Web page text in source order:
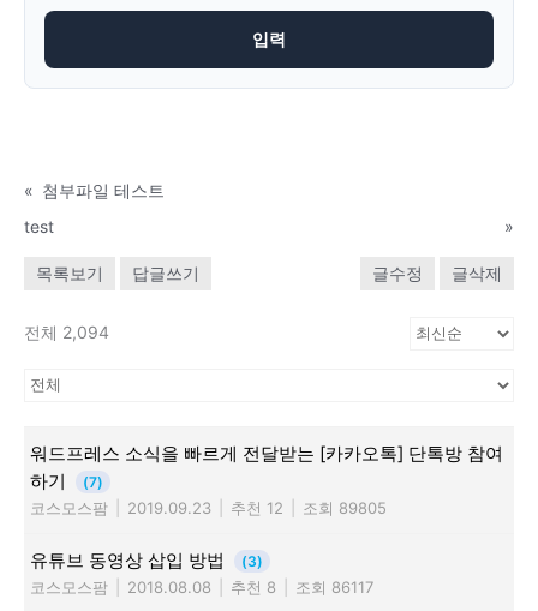
« 첨부파일 테스트
test
»
목록보기 답글쓰기 글수정 글삭제
전체 2,094
워드프레스 소식을 빠르게 전달받는 [카카오톡] 단톡방 참여
하기
(7)
코스모스팜 2019.09.23 추천 12 조회 89805
유튜브 동영상 삽입 방법 (3)
코스모스팜 2018.08.08 추천 8 조회 86117